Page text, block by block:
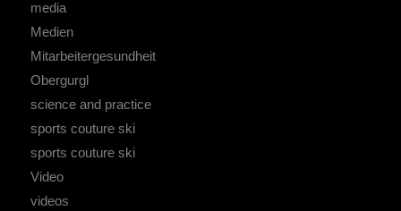
media
Medien
Mitarbeitergesundheit
Obergurgl
science and practice
sports couture ski
sports couture ski
Video
videos